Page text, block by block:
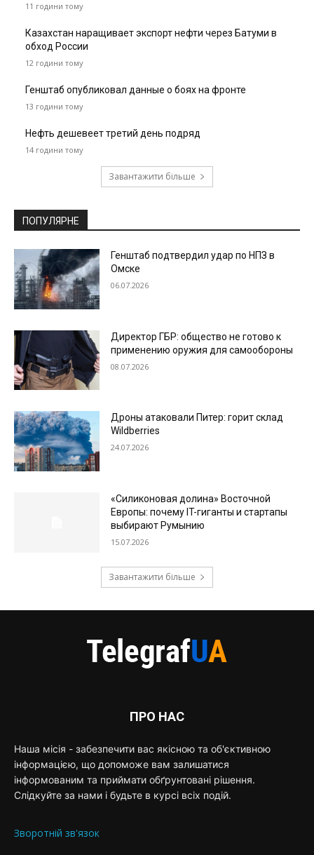
11 години тому
Казахстан наращивает экспорт нефти через Батуми в
обход России
12 години тому
Генштаб опубликовал данные о боях на фронте
13 години тому
Нефть дешевеет третий день подряд
14 години тому
Завантажити більше
ПОПУЛЯРНЕ
Генштаб подтвердил удар по НПЗ в
Омске
06.07.2026
Директор ГБР: общество не готово к
применению оружия для самообороны
08.07.2026
Дроны атаковали Питер: горит склад
Wildberries
24.07.2026
«Силиконовая долина» Восточной
Европы: почему IT-гиганты и стартапы
выбирают Румынию
15.07.2026
Завантажити більше
ПРО НАС
Наша місія - забезпечити вас якісною та об'єктивною
інформацією, що допоможе вам залишатися
інформованим та приймати обґрунтовані рішення.
Слідкуйте за нами і будьте в курсі всіх подій.
Зворотній зв'язок